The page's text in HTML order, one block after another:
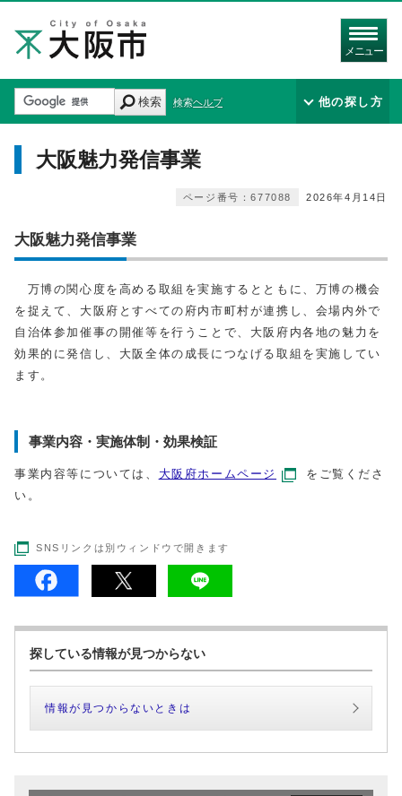
メニュー
検索 検索ヘルプ 他の探し方
大阪魅力発信事業
2026年4月14日
ページ番号：677088
大阪魅力発信事業
万博の関心度を高める取組を実施するとともに、万博の機会
を捉えて、大阪府とすべての府内市町村が連携し、会場内外で
自治体参加催事の開催等を行うことで、大阪府内各地の魅力を
効果的に発信し、大阪全体の成長につなげる取組を実施してい
ます。
事業内容・実施体制・効果検証
事業内容等については、 大阪府ホームページ
をご覧くださ
い。
SNSリンクは別ウィンドウで開きます
探している情報が見つからない
情報が見つからないときは